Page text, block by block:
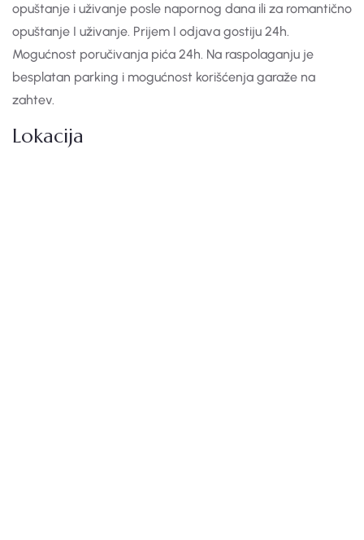
opuštanje i uživanje posle napornog dana ili za romantično
opuštanje I uživanje. Prijem I odjava gostiju 24h.
Mogućnost poručivanja pića 24h. Na raspolaganju je
besplatan parking i mogućnost korišćenja garaže na
zahtev.
Lokacija